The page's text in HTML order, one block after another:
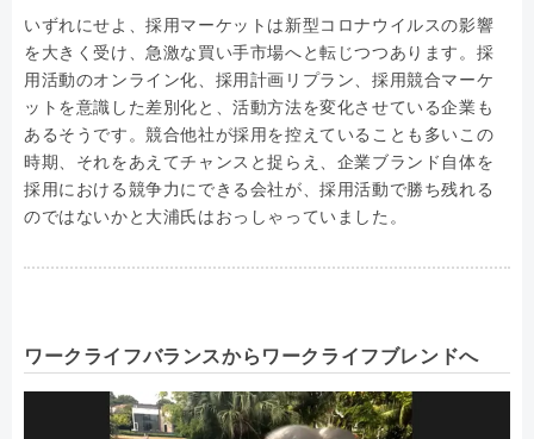
いずれにせよ、採用マーケットは新型コロナウイルスの影響
を大きく受け、急激な買い手市場へと転じつつあります。採
用活動のオンライン化、採用計画リプラン、採用競合マーケ
ットを意識した差別化と、活動方法を変化させている企業も
あるそうです。競合他社が採用を控えていることも多いこの
時期、それをあえてチャンスと捉らえ、企業ブランド自体を
採用における競争力にできる会社が、採用活動で勝ち残れる
のではないかと大浦氏はおっしゃっていました。
ワークライフバランスからワークライフブレンドへ